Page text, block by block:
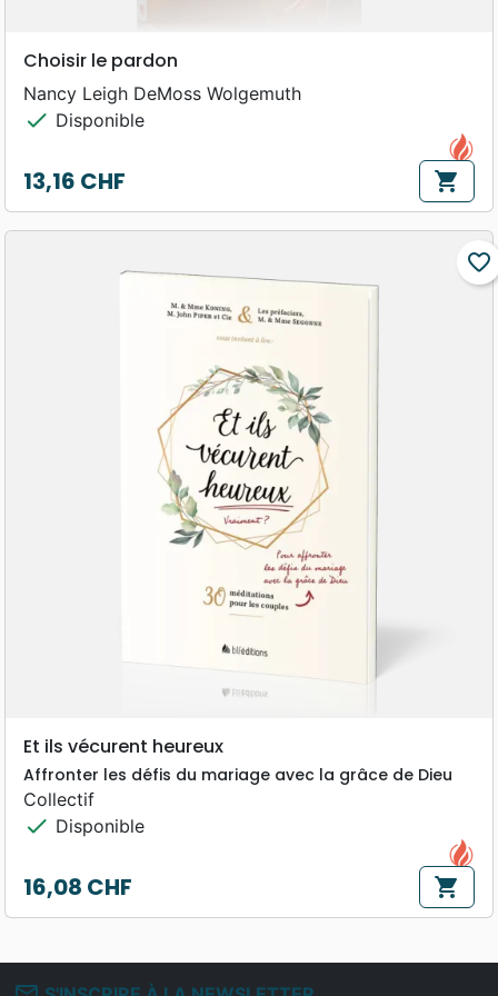
Choisir le pardon
Nancy Leigh DeMoss Wolgemuth
check Disponible
Prix
13,16 CHF shopping_cart
favorite_border
Et ils vécurent heureux
Affronter les défis du mariage avec la grâce de Dieu
Collectif
check Disponible
Prix
16,08 CHF shopping_cart